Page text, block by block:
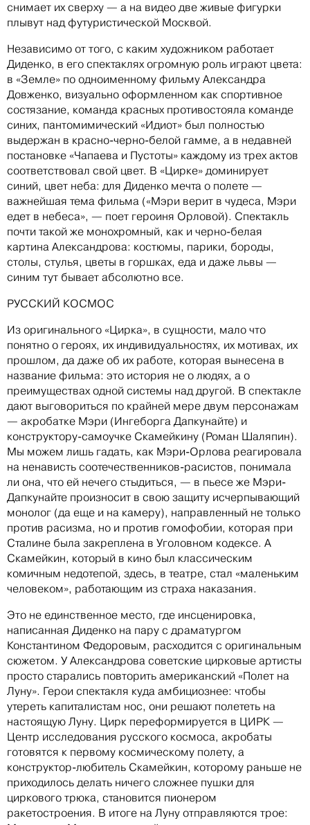
снимает их сверху — а на видео две живые фигурки
плывут над футуристической Москвой.
Независимо от того, с каким художником работает
Диденко, в его спектаклях огромную роль играют цвета:
в «Земле» по одноименному фильму Александра
Довженко, визуально оформленном как спортивное
состязание, команда красных противостояла команде
синих, пантомимический «Идиот» был полностью
выдержан в красно-черно-белой гамме, а в недавней
постановке «Чапаева и Пустоты» каждому из трех актов
соответствовал свой цвет. В «Цирке» доминирует
синий, цвет неба: для Диденко мечта о полете —
важнейшая тема фильма («Мэри верит в чудеса, Мэри
едет в небеса», — поет героиня Орловой). Спектакль
почти такой же монохромный, как и черно-белая
картина Александрова: костюмы, парики, бороды,
столы, стулья, цветы в горшках, еда и даже львы —
синим тут бывает абсолютно все.
РУССКИЙ КОСМОС
Из оригинального «Цирка», в сущности, мало что
понятно о героях, их индивидуальностях, их мотивах, их
прошлом, да даже об их работе, которая вынесена в
название фильма: это история не о людях, а о
преимуществах одной системы над другой. В спектакле
дают выговориться по крайней мере двум персонажам
— акробатке Мэри (Ингеборга Дапкунайте) и
конструктору-самоучке Скамейкину (Роман Шаляпин).
Мы можем лишь гадать, как Мэри-Орлова реагировала
на ненависть соотечественников-расистов, понимала
ли она, что ей нечего стыдиться, — в пьесе же Мэри-
Дапкунайте произносит в свою защиту исчерпывающий
монолог (да еще и на камеру), направленный не только
против расизма, но и против гомофобии, которая при
Сталине была закреплена в Уголовном кодексе. А
Скамейкин, который в кино был классическим
комичным недотепой, здесь, в театре, стал «маленьким
человеком», работающим из страха наказания.
Это не единственное место, где инсценировка,
написанная Диденко на пару с драматургом
Константином Федоровым, расходится с оригинальным
сюжетом. У Александрова советские цирковые артисты
просто старались повторить американский «Полет на
Луну». Герои спектакля куда амбициознее: чтобы
утереть капиталистам нос, они решают полететь на
настоящую Луну. Цирк переформируется в ЦИРК —
Центр исследования русского космоса, акробаты
готовятся к первому космическому полету, а
конструктор-любитель Скамейкин, которому раньше не
приходилось делать ничего сложнее пушки для
циркового трюка, становится пионером
ракетостроения. В итоге на Луну отправляются трое: